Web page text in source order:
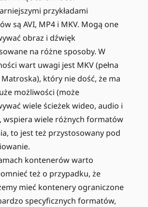
przykładami
są AVI, MP4 i MKV. Mogą one
obraz i dźwięk
na różne sposoby. W
wart uwagi jest MKV (pełna
który nie dość, że ma
możliwości (może
wiele ścieżek wideo, audio i
wspiera wiele różnych formatów
to jest też przystosowany pod
kontenerów warto
też o przypadku, że
mieć kontenery ograniczone
specyficznych formatów,